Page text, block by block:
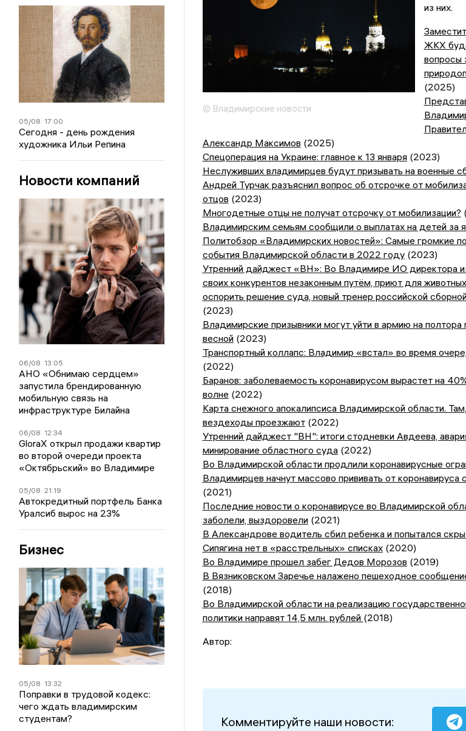
05/08 17:00
Сегодня - день рождения
художника Ильи Репина
Новости компаний
06/08 13:05
АНО «Обнимаю сердцем»
запустила брендированную
мобильную связь на
инфраструктуре Билайна
06/08 12:34
GloraX открыл продажи квартир
во второй очереди проекта
«Октябрьский» во Владимире
05/08 21:19
Автокредитный портфель Банка
Уралсиб вырос на 23%
Бизнес
05/08 13:32
Поправки в трудовой кодекс:
чего ждать владимирским
студентам?
© Владимирские новости
из них.
ЖКХ
вопросы
(2025)
Александр Максимов (2025)
Спецоперация на Украине: главное к 13 января(2023)
Неслуживших владимирцев будут призывать на военные
Андрей Турчак разъяснил вопрос об отсрочке от
отцов (2023)
Многодетные отцы не получат отсрочку от мобилизации?
Владимирским семьям сообщили о выплатах на детей за
Политобзор «Владимирских новостей»: Самые громкие
события Владимирской области в 2022 году(2023)
Утренний дайджест «ВН»: Во Владимире ИО директора
своих конкурентов незаконным путём, приют для
оспорить решение суда, новый тренер российской
(2023)
Владимирские призывники могут уйти в армию на полтора
весной(2023)
Транспортный коллапс: Владимир «встал» во время
(2022)
Баранов: заболеваемость коронавирусом вырастет на
волне (2022)
Карта снежного апокалипсиса Владимирской области.
вездеходы проезжают(2022)
Утренний дайджест "ВН": итоги стодневки Авдеева,
минирование областного суда(2022)
Во Владимирской области продлили коронавирусные
Владимирцев начнут массово прививать от коронавируса
(2021)
Последние новости о коронавирусе во Владимирской
заболели, выздоровели(2021)
В Александрове водитель сбил ребенка и попытался
Сипягина нет в «расстрельных» списках(2020)
Во Владимире прошел забег Дедов Морозов (2019)
В Вязниковском Заречье налажено пешеходное
(2018)
Во Владимирской области на реализацию
политики направят 14,5 млн. рублей (2018)
Автор:
Комментируйте наши новости: